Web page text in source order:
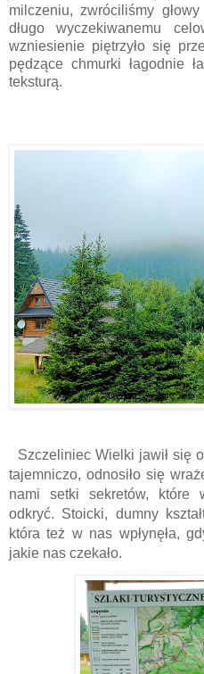
milczeniu, zwróciliśmy
długo wyczekiwanemu
wzniesienie piętrzyło się
pędzące chmurki łagodnie
teksturą.
Szczeliniec Wielki jawił się
tajemniczo, odnosiło się
nami setki sekretów, które
odkryć. Stoicki, dumny
która też w nas wpłynęła,
jakie nas czekało.